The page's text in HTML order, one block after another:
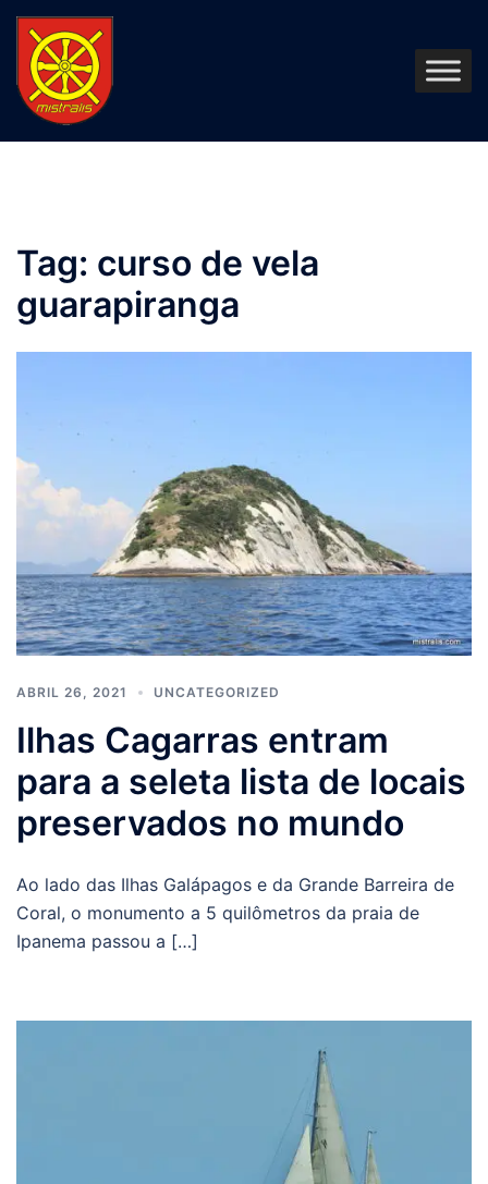
Pular
para
conteúdo
Tag: curso de vela
guarapiranga
ABRIL 26, 2021 UNCATEGORIZED
Ilhas Cagarras entram
para a seleta lista de locais
preservados no mundo
Ao lado das Ilhas Galápagos e da Grande Barreira de
Coral, o monumento a 5 quilômetros da praia de
Ipanema passou a […]